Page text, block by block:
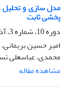
مدل سازی و تحلیل
پخشی ثابت
دوره 10، شماره 3، آذر و دی 1389
امیر حسین
محمدی، عباسعلی
مشاهده مقاله